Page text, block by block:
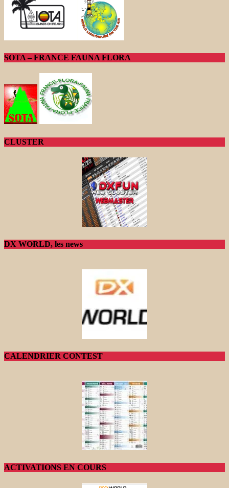
SOTA – FRANCE FAUNA FLORA
CLUSTER
DX WORLD, les news
CALENDRIER CONTEST
ACTIVATIONS EN COURS